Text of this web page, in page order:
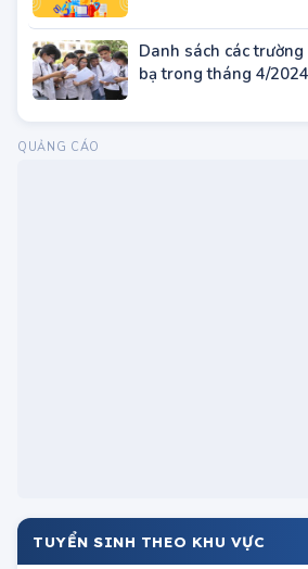
Danh sách các
bạ trong tháng 4/2024
TUYỂN SINH THEO KHU VỰC